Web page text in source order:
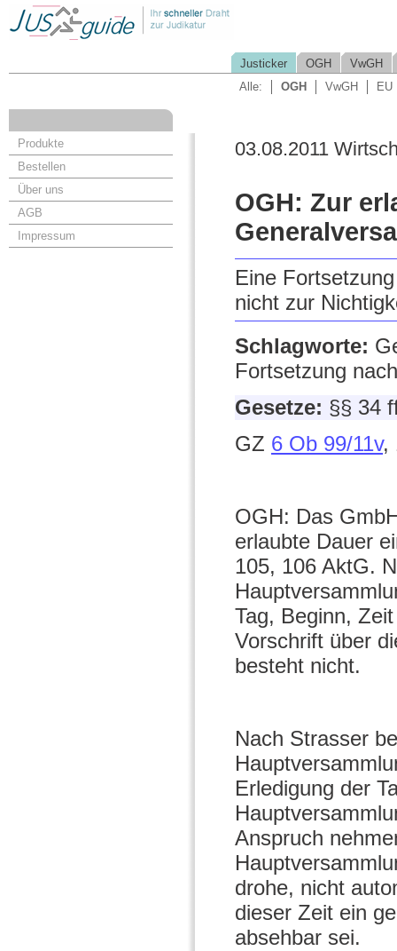
Justicker OGH
VwGH
Alle:
OGH VwGH EU
Produkte
Bestellen
Über uns
AGB
Impressum
03.08.2011
OGH: Zur
Eine
nicht zur
Schlagworte:
Fortsetzung
Gesetze: §§ 34
GZ 6 Ob 99/11v,
OGH: Das
erlaubte Dauer
105, 106 AktG.
Tag, Beginn,
Vorschrift über
besteht nicht.
Nach Strasser
Erledigung der
Anspruch
drohe, nicht
dieser Zeit ein
absehbar sei.